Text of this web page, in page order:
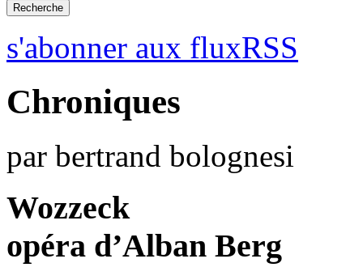
s'abonner aux fluxRSS
Chroniques
par bertrand bolognesi
Wozzeck
opéra d’Alban Berg